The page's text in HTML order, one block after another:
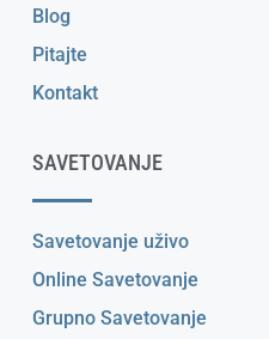
Blog
Pitajte
Kontakt
SAVETOVANJE
Savetovanje uživo
Online Savetovanje
Grupno Savetovanje